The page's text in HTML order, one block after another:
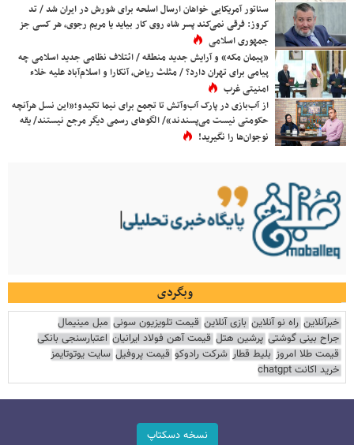
سناتور آمریکایی خواهان ارسال اسلحه برای شورش در ایران شد / تد
کروز: فرقی نمی‌کند پسر شاه روی کار بیاید یا مریم رجوی، هر کسی جز
جمهوری اسلامی
«پیمان مکه» و آرایش جدید منطقه / ائتلاف نظامی جدید اسلامی چه
پیامی برای تهران دارد؟ / مثلث ریاض، آنکارا و اسلام‌آباد علیه خلاء
امنیتی غرب
از آب‌بازی در پارک آب‌وآتش تا تجمع برای نیما تکیدو؛«این نسل هرآنچه
حکومتی نیست می‌پسندند»/ الگوهای رسمی دیگر مرجع نیستند/ یقه
نوجوان‌ها را نگیرید!
وبگردی
خبرآنلاین راه نو آنلاین بازی آنلاین قیمت تلویزیون سونی مبل مینیمال
جراح بینی گوشتی پرشین هتل قیمت آهن فولاد ایرانیان اعتبارسنجی بانکی
قیمت طلا امروز بلیط قطار شرکت رادوکو قیمت پروفیل سایت یوتوتایمز
خرید اکانت chatgpt
نسخه دسکتاپ